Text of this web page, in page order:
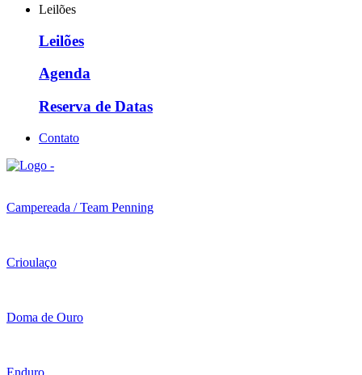
Leilões
Leilões
Agenda
Reserva de Datas
Contato
Campereada / Team Penning
Crioulaço
Doma de Ouro
Enduro